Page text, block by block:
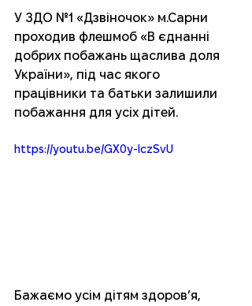
У ЗДО №1 «Дзвіночок» м.Сарни
проходив флешмоб «В єднанні
добрих побажань щаслива доля
України», під час якого
працівники та батьки залишили
побажання для усіх дітей.
https://youtu.be/GX0y-lczSvU
Бажаємо усім дітям здоров’я,